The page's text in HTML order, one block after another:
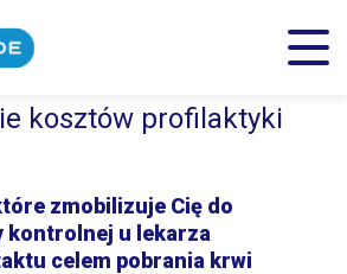
kosztów profilaktyki
zmobilizuje Cię do
kontrolnej u lekarza
celem pobrania krwi